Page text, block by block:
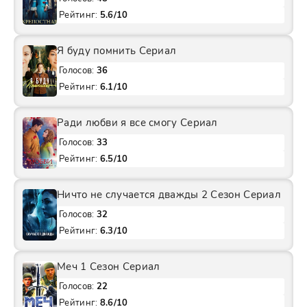
Рейтинг: 5.6/10
Я буду помнить Сериал
Голосов: 36
Рейтинг: 6.1/10
Ради любви я все смогу Сериал
Голосов: 33
Рейтинг: 6.5/10
Ничто не случается дважды 2 Сезон Сериал
Голосов: 32
Рейтинг: 6.3/10
Меч 1 Сезон Сериал
Голосов: 22
Рейтинг: 8.6/10